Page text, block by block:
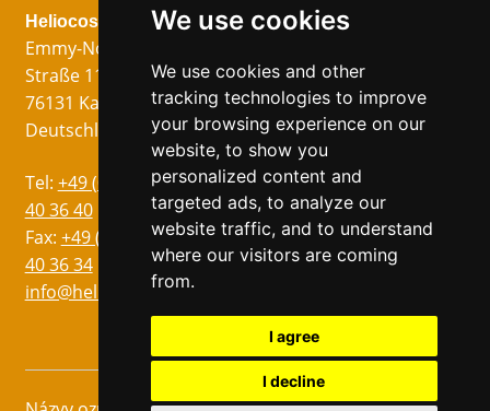
We use cookies
We use cookies and other
tracking technologies to improve
your browsing experience on our
website, to show you
personalized content and
targeted ads, to analyze our
website traffic, and to understand
where our visitors are coming
from.
I agree
I decline
Heliocos GmbH
Emmy-Noether-
Straße 11
76131 Karlsruhe
Deutschland
Tel: +49 (0)721 75
40 36 40
Fax: +49 (0)721 75
40 36 34
info@heliocos.de
Právní
Ochrana dat
VOP
Následuj nás!
Jazyky
Němec
Angličtina
Ital
Španělský